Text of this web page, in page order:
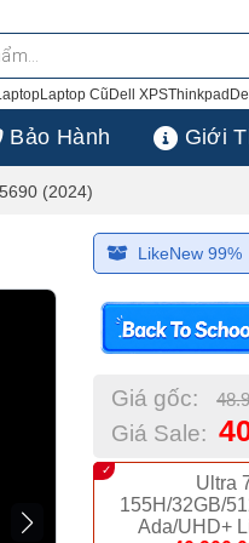
Laptop Cũ Dell XPSThinkpad
Bảo Hành Giới
(2024)
LikeNew 99%
Giá gốc:
Giá Sale:
Ultra
155H/32GB/
Ada/UHD+